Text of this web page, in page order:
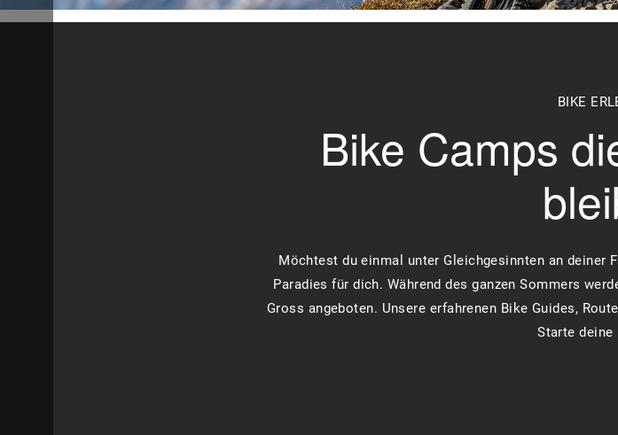
BIKE
Bike Camps
Möchtest du einmal unter Gleichgesinnten an deiner
Paradies für dich. Während des ganzen Sommers
Gross angeboten. Unsere erfahrenen Bike Guides,
Starte deine